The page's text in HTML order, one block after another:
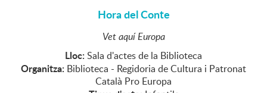
Hora del Conte
Vet aquí Europa
Lloc: Sala d'actes de la Biblioteca
Organitza: Biblioteca - Regidoria de Cultura i Patronat
Català Pro Europa